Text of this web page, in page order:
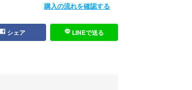
購入の流れを確認する
シェア LINEで送る